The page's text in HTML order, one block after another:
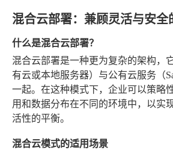
混合云部署：兼顾灵活与安全
什么是混合云部署？
混合云部署是一种更为复杂的架构，
有云或本地服务器）与公有云服务（
一起。在这种模式下，企业可以策略
用和数据分布在不同的环境中，以实
活性的平衡。
混合云模式的适用场景